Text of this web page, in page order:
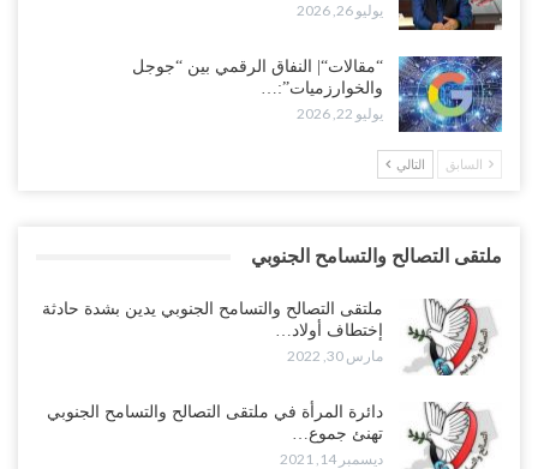
يوليو 26, 2026
“مقالات“| النفاق الرقمي بين “جوجل
والخوارزميات”:…
يوليو 22, 2026
السابق التالي
ملتقى التصالح والتسامح الجنوبي
ملتقى التصالح والتسامح الجنوبي يدين بشدة حادثة
إختطاف أولاد…
مارس 30, 2022
دائرة المرأة في ملتقى التصالح والتسامح الجنوبي
تهنئ جموع…
ديسمبر 14, 2021